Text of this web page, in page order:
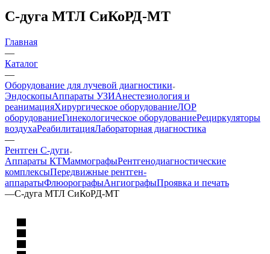
С-дуга МТЛ СиКоРД-МТ
Главная
—
Каталог
—
Оборудование для лучевой диагностики
ЭндоскопыАппараты УЗИАнестезиология и
реанимацияХирургическое оборудованиеЛОР
оборудованиеГинекологическое оборудованиеРециркуляторы
воздухаРеабилитацияЛабораторная диагностика
—
Рентген С-дуги
Аппараты КТМаммографыРентгенодиагностические
комплексыПередвижные рентген-
аппаратыФлюорографыАнгиографыПроявка и печать
—С-дуга МТЛ СиКоРД-МТ